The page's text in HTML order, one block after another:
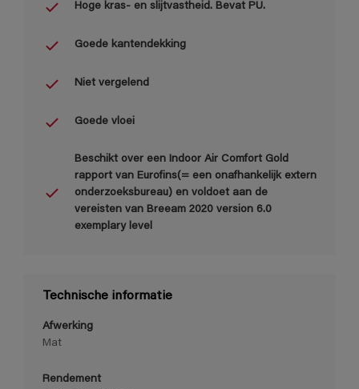
Hoge kras- en slijtvastheid. Bevat PU.
Goede kantendekking
Niet vergelend
Goede vloei
Beschikt over een Indoor Air Comfort Gold
rapport van Eurofins(= een onafhankelijk extern
onderzoeksbureau) en voldoet aan de
vereisten van Breeam 2020 version 6.0
exemplary level
Technische informatie
Afwerking
Mat
Rendement